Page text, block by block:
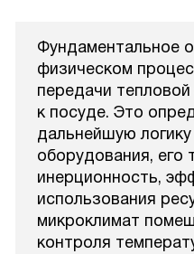
Фундаментальное
физическом
передачи
к посуде. Это
дальнейшую
оборудования, его
инерционность,
использования
микроклимат
контроля